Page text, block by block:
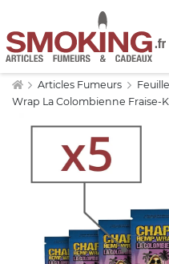
Articles Fumeurs
Wrap La Colombienne Fraise-